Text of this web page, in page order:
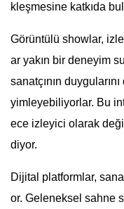
kleşmesine katkıda
Görüntülü showlar,
ar yakın bir deneyim
sanatçının
yimleyebiliyorlar. Bu
ece izleyici olarak
diyor.
Dijital platformlar,
or. Geleneksel sahne